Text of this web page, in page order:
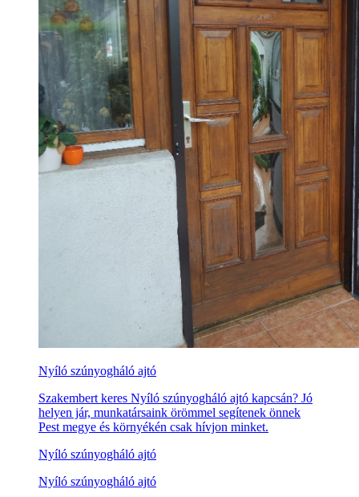
Nyíló szúnyogháló ajtó
Szakembert keres Nyíló szúnyogháló ajtó kapcsán? Jó
helyen jár, munkatársaink örömmel segítenek önnek
Pest megye és környékén csak hívjon minket.
Nyíló szúnyogháló ajtó
Nyíló szúnyogháló ajtó